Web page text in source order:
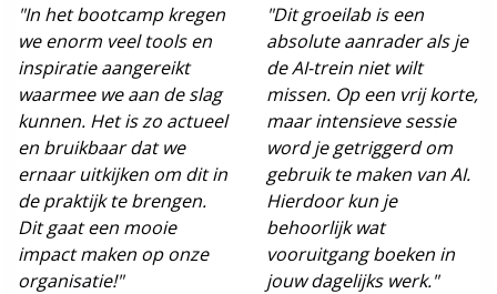
"In het bootcamp kregen
we enorm veel tools en
inspiratie aangereikt
waarmee we aan de slag
kunnen. Het is zo actueel
en bruikbaar dat we
ernaar uitkijken om dit in
de praktijk te brengen.
Dit gaat een mooie
impact maken op onze
organisatie!"
"Dit groeilab is een
absolute aanrader als je
de AI-trein niet wilt
missen. Op een vrij korte,
maar intensieve sessie
word je getriggerd om
gebruik te maken van AI.
Hierdoor kun je
behoorlijk wat
vooruitgang boeken in
jouw dagelijks werk."